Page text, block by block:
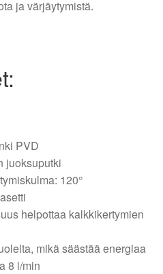
ja värjäytymistä.
PVD
juoksuputki
120°
helpottaa kalkkikertymien
mikä säästää energiaa
8 l/min